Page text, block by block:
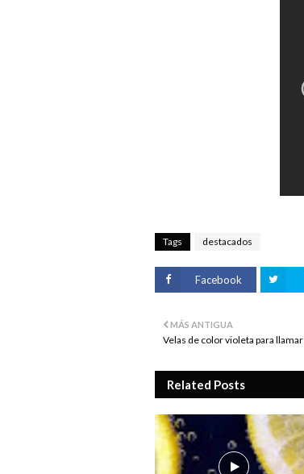
Tags destacados
Facebook
MÁS ANTIGUA
Velas de color violeta para
Related Posts